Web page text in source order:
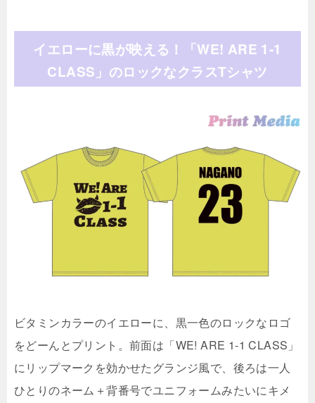
イエローに黒が映える！「WE! ARE 1-1
CLASS」のロックなクラスTシャツ
ビタミンカラーのイエローに、黒一色のロックなロゴ
をどーんとプリント。前面は「WE! ARE 1-1 CLASS」
にリップマークを効かせたグランジ風で、後ろは一人
ひとりのネーム＋背番号でユニフォームみたいにキメ